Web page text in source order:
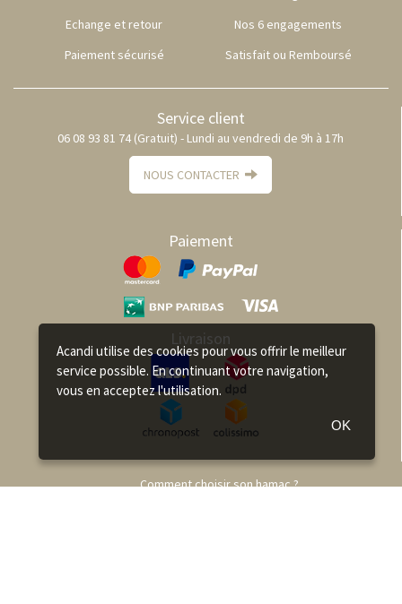
Echange et retour
Nos 6 engagements
Paiement sécurisé
Satisfait ou Remboursé
Service client
06 08 93 81 74 (Gratuit) - Lundi au vendredi de 9h à 17h
NOUS CONTACTER
Paiement
Livraison
Comment choisir son hamac ?
Acandi utilise des cookies pour vous offrir le meilleur
service possible. En continuant votre navigation,
vous en acceptez l'utilisation.
OK